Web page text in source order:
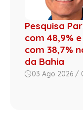
Pesquisa
com 48,9%
com 38,7%
da Bahia
03 Ago 2026 /